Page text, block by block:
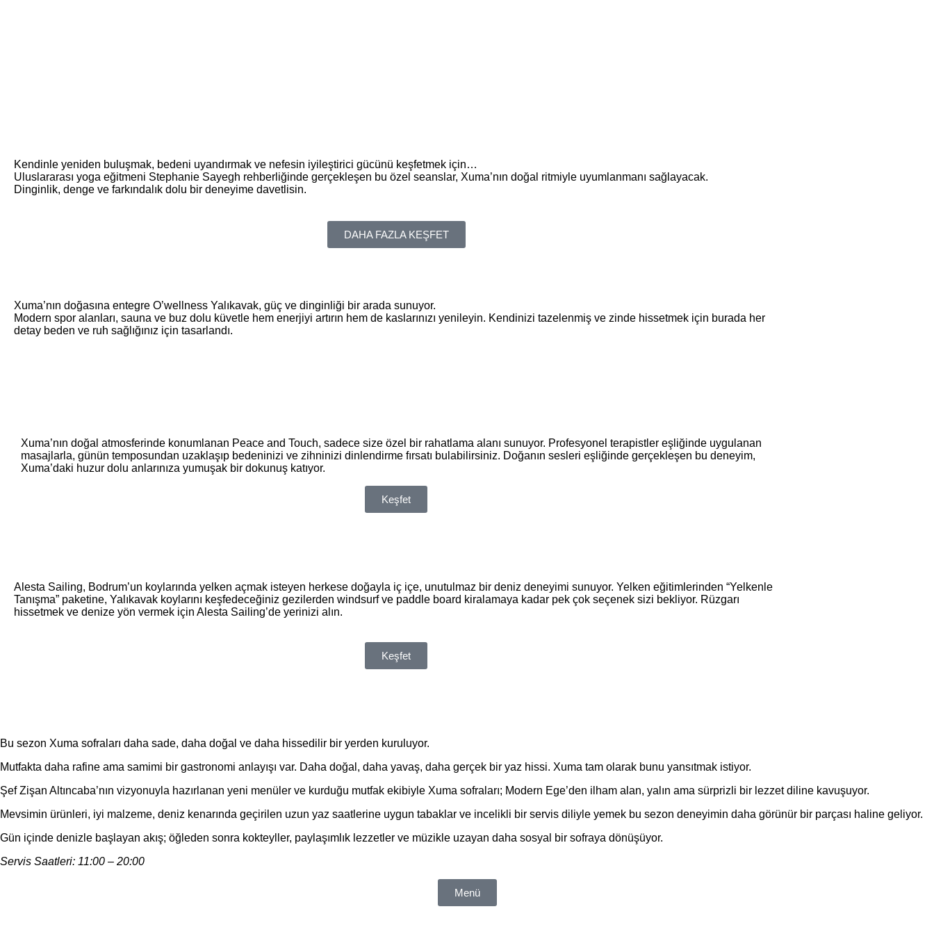
Kendinle yeniden buluşmak, bedeni uyandırmak ve nefesin iyileştirici gücünü keşfetmek için…
Uluslararası yoga eğitmeni Stephanie Sayegh rehberliğinde gerçekleşen bu özel seanslar, Xuma’nın doğal ritmiyle uyumlanmanı sağlayacak.
Dinginlik, denge ve farkındalık dolu bir deneyime davetlisin.
DAHA FAZLA KEŞFET
Xuma’nın doğasına entegre O’wellness Yalıkavak, güç ve dinginliği bir arada sunuyor.
Modern spor alanları, sauna ve buz dolu küvetle hem enerjiyi artırın hem de kaslarınızı yenileyin. Kendinizi tazelenmiş ve zinde hissetmek için burada her
detay beden ve ruh sağlığınız için tasarlandı.
Xuma’nın doğal atmosferinde konumlanan Peace and Touch, sadece size özel bir rahatlama alanı sunuyor. Profesyonel terapistler eşliğinde uygulanan
masajlarla, günün temposundan uzaklaşıp bedeninizi ve zihninizi dinlendirme fırsatı bulabilirsiniz. Doğanın sesleri eşliğinde gerçekleşen bu deneyim,
Xuma’daki huzur dolu anlarınıza yumuşak bir dokunuş katıyor.
Keşfet
Alesta Sailing, Bodrum’un koylarında yelken açmak isteyen herkese doğayla iç içe, unutulmaz bir deniz deneyimi sunuyor. Yelken eğitimlerinden “Yelkenle
Tanışma” paketine, Yalıkavak koylarını keşfedeceğiniz gezilerden windsurf ve paddle board kiralamaya kadar pek çok seçenek sizi bekliyor. Rüzgarı
hissetmek ve denize yön vermek için Alesta Sailing’de yerinizi alın.
Keşfet
Bu sezon Xuma sofraları daha sade, daha doğal ve daha hissedilir bir yerden kuruluyor.
Mutfakta daha rafine ama samimi bir gastronomi anlayışı var. Daha doğal, daha yavaş, daha gerçek bir yaz hissi. Xuma tam olarak bunu yansıtmak istiyor.
Şef Zişan Altıncaba’nın vizyonuyla hazırlanan yeni menüler ve kurduğu mutfak ekibiyle Xuma sofraları; Modern Ege’den ilham alan, yalın ama sürprizli bir lezzet diline kavuşuyor.
Mevsimin ürünleri, iyi malzeme, deniz kenarında geçirilen uzun yaz saatlerine uygun tabaklar ve incelikli bir servis diliyle yemek bu sezon deneyimin daha görünür bir parçası haline geliyor.
Gün içinde denizle başlayan akış; öğleden sonra kokteyller, paylaşımlık lezzetler ve müzikle uzayan daha sosyal bir sofraya dönüşüyor.
Servis Saatleri: 11:00 – 20:00
Menü